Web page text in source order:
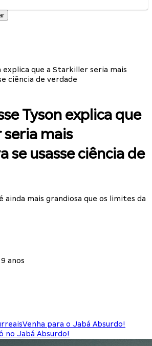
explica que a Starkiller seria mais
ciência de verdade
Tyson explica que
mais
se usasse ciência de
ainda mais grandiosa que os limites da
anos
Venha para o Jabá Absurdo!
no Jabá Absurdo!